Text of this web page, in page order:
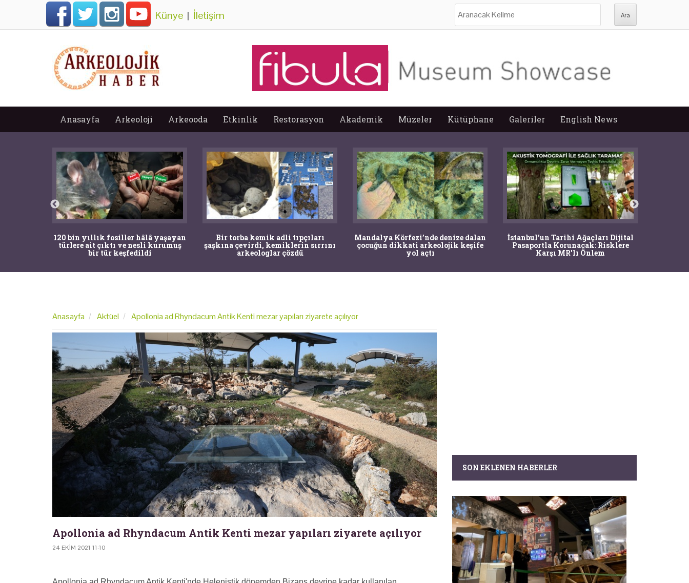
Künye | İletişim
Anasayfa Arkeoloji Arkeooda Etkinlik Restorasyon Akademik Müzeler Kütüphane Galeriler English News
120 bin yıllık fosiller hâlâ yaşayan
türlere ait çıktı ve nesli kurumuş
bir tür keşfedildi
Bir torba kemik adli tıpçıları
şaşkına çevirdi, kemiklerin sırrını
arkeologlar çözdü
Mandalya Körfezi’nde denize dalan
çocuğun dikkati arkeolojik keşife
yol açtı
İstanbul'un Tarihi Ağaçları Dijital
Pasaportla Korunacak: Risklere
Karşı MR'lı Önlem
Anasayfa Aktüel Apollonia ad Rhyndacum Antik Kenti mezar yapıları ziyarete açılıyor
Apollonia ad Rhyndacum Antik Kenti mezar yapıları ziyarete açılıyor
24 EKIM 2021 11:10
SON EKLENEN HABERLER